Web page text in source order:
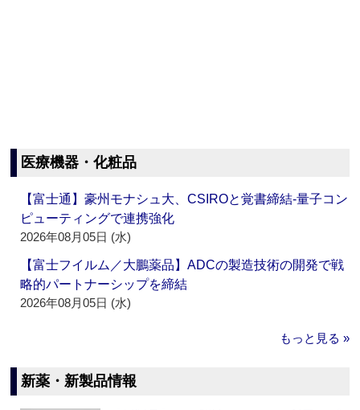
医療機器・化粧品
【富士通】豪州モナシュ大、CSIROと覚書締結‐量子コン
ピューティングで連携強化
2026年08月05日 (水)
【富士フイルム／大鵬薬品】ADCの製造技術の開発で戦
略的パートナーシップを締結
2026年08月05日 (水)
もっと見る »
新薬・新製品情報